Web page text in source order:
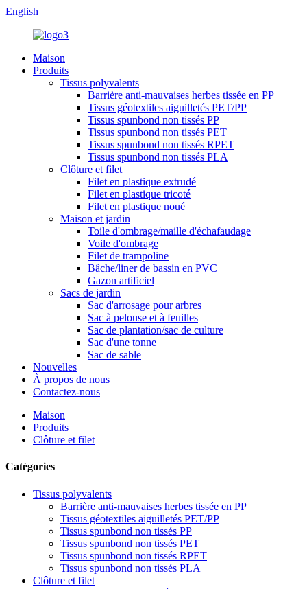
English
Maison
Produits
Tissus polyvalents
Barrière anti-mauvaises herbes tissée en PP
Tissus géotextiles aiguilletés PET/PP
Tissus spunbond non tissés PP
Tissus spunbond non tissés PET
Tissus spunbond non tissés RPET
Tissus spunbond non tissés PLA
Clôture et filet
Filet en plastique extrudé
Filet en plastique tricoté
Filet en plastique noué
Maison et jardin
Toile d'ombrage/maille d'échafaudage
Voile d'ombrage
Filet de trampoline
Bâche/liner de bassin en PVC
Gazon artificiel
Sacs de jardin
Sac d'arrosage pour arbres
Sac à pelouse et à feuilles
Sac de plantation/sac de culture
Sac d'une tonne
Sac de sable
Nouvelles
À propos de nous
Contactez-nous
Maison
Produits
Clôture et filet
Catégories
Tissus polyvalents
Barrière anti-mauvaises herbes tissée en PP
Tissus géotextiles aiguilletés PET/PP
Tissus spunbond non tissés PP
Tissus spunbond non tissés PET
Tissus spunbond non tissés RPET
Tissus spunbond non tissés PLA
Clôture et filet